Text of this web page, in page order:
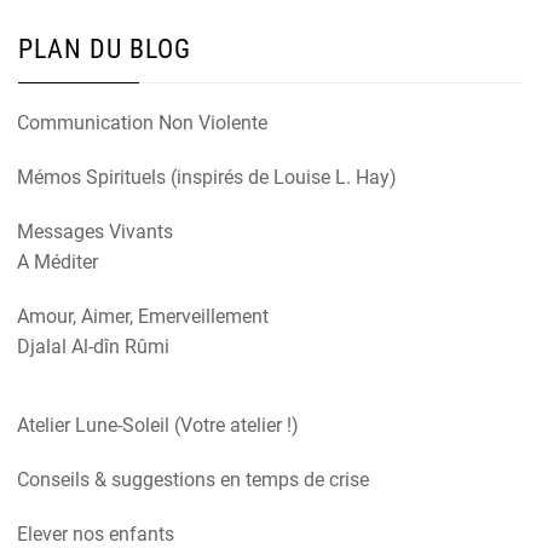
PLAN DU BLOG
Communication Non Violente
Mémos Spirituels (inspirés de Louise L. Hay)
Messages Vivants
A Méditer
Amour, Aimer, Emerveillement
Djalal Al-dîn Rûmi
Atelier Lune-Soleil (Votre atelier !)
Conseils & suggestions en temps de crise
Elever nos enfants